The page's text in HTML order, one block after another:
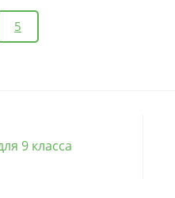
5
9 класса